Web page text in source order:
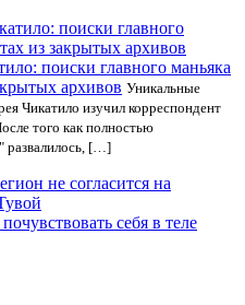
поиски главного маньяка
архивов Уникальные
Чикатило изучил корреспондент
того как полностью
развалилось, […]
не согласится на
себя в теле